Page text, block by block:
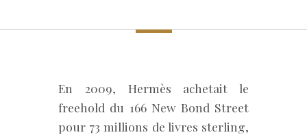
En 2009, Hermès achetait le
freehold du 166 New Bond Street
pour 73 millions de livres sterling,